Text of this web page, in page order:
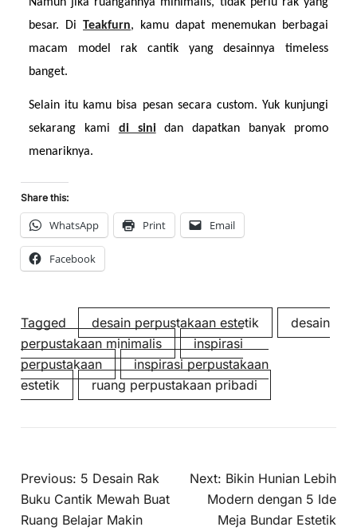
besar. Di Teakfurn, kamu dapat menemukan berbagai
macam model rak cantik yang desainnya timeless
banget.
Selain itu kamu bisa pesan secara custom. Yuk kunjungi
sekarang kami di sini
dan dapatkan banyak promo
menariknya.
Share this:
WhatsApp Print Email
Facebook
Tagged desain perpustakaan estetik
desain
perpustakaan minimalis
inspirasi
perpustakaan
inspirasi perpustakaan
estetik
ruang perpustakaan pribadi
Previous: 5 Desain Rak
Buku Cantik Mewah Buat
Ruang Belajar Makin
Next: Bikin Hunian Lebih
Modern dengan 5 Ide
Meja Bundar Estetik